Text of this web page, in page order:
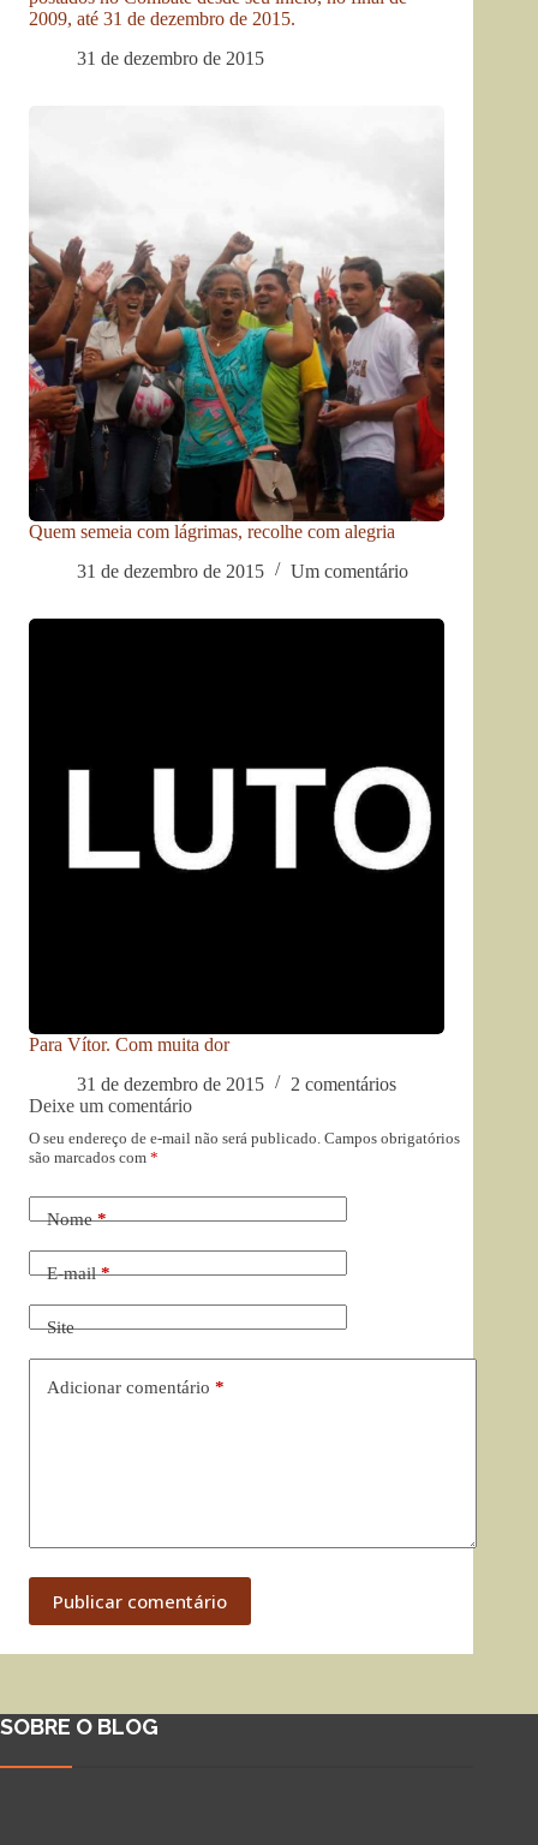
2009, até 31 de dezembro de 2015.
31 de dezembro de 2015
Quem semeia com lágrimas, recolhe com alegria
31 de dezembro de 2015
Um comentário
Para Vítor. Com muita dor
31 de dezembro de 2015
2 comentários
Deixe um comentário
O seu endereço de e-mail não será publicado. Campos obrigatórios
são marcados com *
Nome*
E-mail*
Site
Adicionar comentário *
Publicar comentário
SOBRE O BLOG